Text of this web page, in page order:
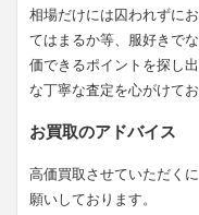
相場だけには囚われずに
てはまるか等、服好きで
価できるポイントを探し
な丁寧な査定を心がけてお
お買取のアドバイス
高価買取させていただく
願いしております。